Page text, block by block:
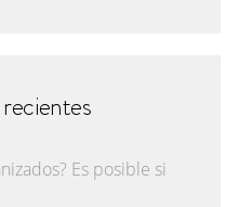
Es posible si